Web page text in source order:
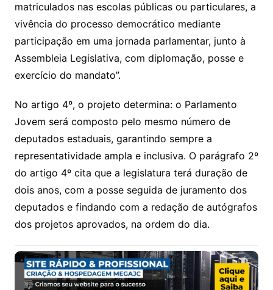
matriculados nas escolas públicas ou particulares, a
vivência do processo democrático mediante
participação em uma jornada parlamentar, junto à
Assembleia Legislativa, com diplomação, posse e
exercício do mandato”.
No artigo 4º, o projeto determina: o Parlamento
Jovem será composto pelo mesmo número de
deputados estaduais, garantindo sempre a
representatividade ampla e inclusiva. O parágrafo 2º
do artigo 4º cita que a legislatura terá duração de
dois anos, com a posse seguida de juramento dos
deputados e findando com a redação de autógrafos
dos projetos aprovados, na ordem do dia.